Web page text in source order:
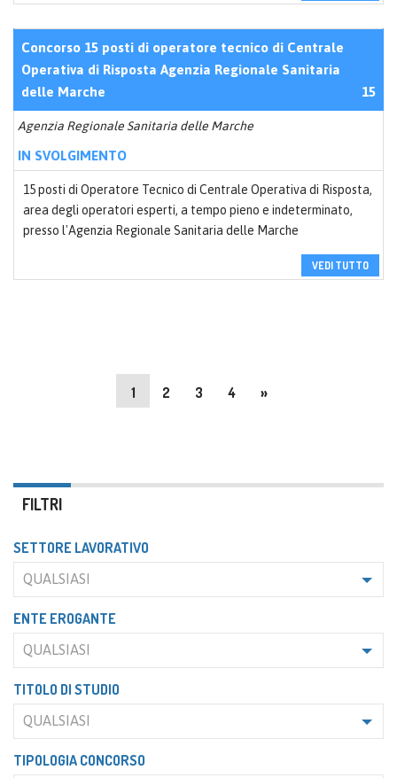
Concorso 15 posti di operatore tecnico di Centrale
Operativa di Risposta Agenzia Regionale Sanitaria
delle Marche
15
Agenzia Regionale Sanitaria delle Marche
IN SVOLGIMENTO
15 posti di Operatore Tecnico di Centrale Operativa di Risposta,
area degli operatori esperti, a tempo pieno e indeterminato,
presso l'Agenzia Regionale Sanitaria delle Marche
VEDI TUTTO
1 2 3 4 »
FILTRI
SETTORE LAVORATIVO
QUALSIASI
ENTE EROGANTE
QUALSIASI
TITOLO DI STUDIO
QUALSIASI
TIPOLOGIA CONCORSO